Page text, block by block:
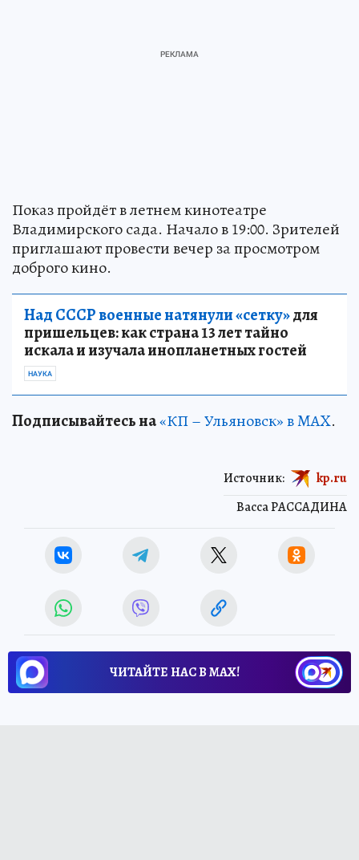
Показ пройдёт в летнем кинотеатре
Владимирского сада. Начало в 19:00. Зрителей
приглашают провести вечер за просмотром
доброго кино.
Над СССР военные натянули «сетку»для
пришельцев: как страна 13 лет тайно
искала и изучала инопланетных гостей
НАУКА
Подписывайтесь на«КП – Ульяновск» в MAX.
Васса РАССАДИНА
Источник: kp.ru
ЧИТАЙТЕ НАС В МАХ!